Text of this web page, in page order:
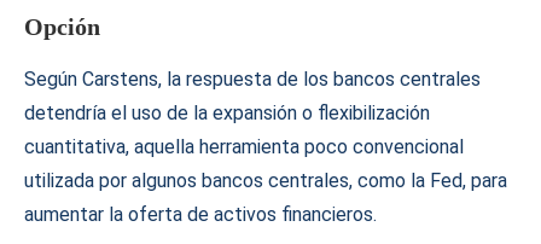
Opción
Según Carstens, la respuesta de los bancos centrales
detendría el uso de la expansión o flexibilización
cuantitativa, aquella herramienta poco convencional
utilizada por algunos bancos centrales, como la Fed, para
aumentar la oferta de activos financieros.